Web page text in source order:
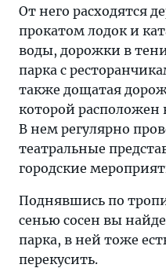
От него расходятся
прокатом лодок и
воды, дорожки в
парка с
также дощатая
которой
В нем регулярно
театральные
городские
Поднявшись по
сенью сосен вы
парка, в ней тоже
перекусить.